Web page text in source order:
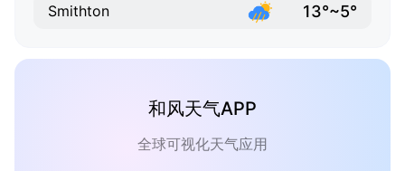
Smithton 13°~5°
和风天气APP
全球可视化天气应用